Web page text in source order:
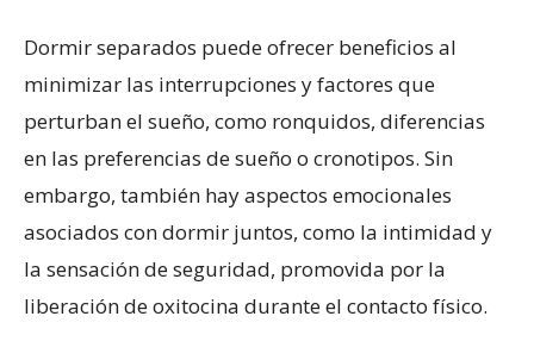
Dormir separados puede ofrecer beneficios al
minimizar las interrupciones y factores que
perturban el sueño, como ronquidos, diferencias
en las preferencias de sueño o cronotipos. Sin
embargo, también hay aspectos emocionales
asociados con dormir juntos, como la intimidad y
la sensación de seguridad, promovida por la
liberación de oxitocina durante el contacto físico.